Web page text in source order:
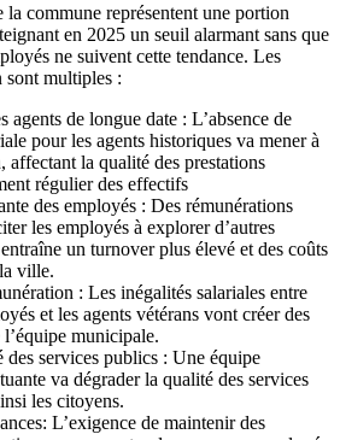
la commune représentent une portion
en 2025 un seuil alarmant sans que
ne suivent cette tendance. Les
sont multiples :
agents de longue date : L’absence de
pour les agents historiques va mener à
affectant la qualité des prestations
régulier des effectifs
des employés : Des rémunérations
les employés à explorer d’autres
un turnover plus élevé et des coûts
ville.
: Les inégalités salariales entre
et les agents vétérans vont créer des
municipale.
des services publics : Une équipe
va dégrader la qualité des services
les citoyens.
L’exigence de maintenir des